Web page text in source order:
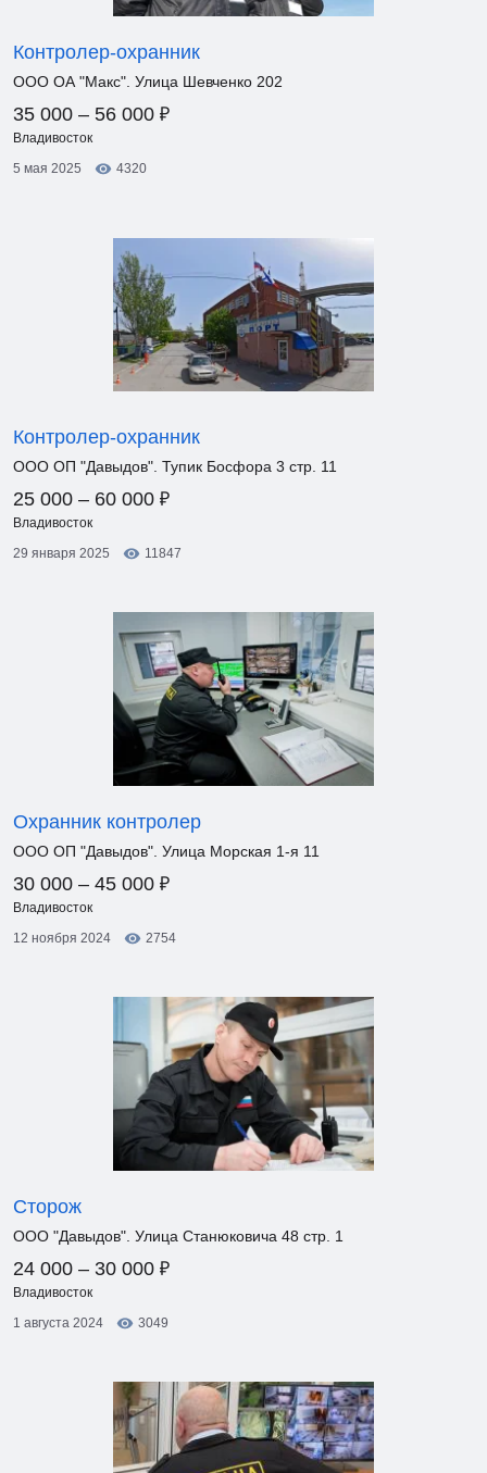
Контролер-охранник
ООО ОА "Макс". Улица Шевченко 202
35 000 – 56 000 ₽
Владивосток
5 мая 2025
4320
Контролер-охранник
ООО ОП "Давыдов". Тупик Босфора 3 стр. 11
25 000 – 60 000 ₽
Владивосток
29 января 2025
11847
Охранник контролер
ООО ОП "Давыдов". Улица Морская 1-я 11
30 000 – 45 000 ₽
Владивосток
12 ноября 2024
2754
Сторож
ООО "Давыдов". Улица Станюковича 48 стр. 1
24 000 – 30 000 ₽
Владивосток
1 августа 2024
3049